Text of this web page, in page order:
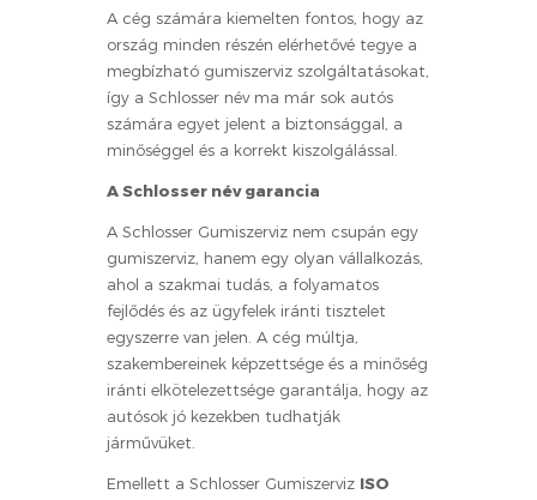
A cég számára kiemelten fontos, hogy az
ország minden részén elérhetővé tegye a
megbízható gumiszerviz szolgáltatásokat,
így a Schlosser név ma már sok autós
számára egyet jelent a biztonsággal, a
minőséggel és a korrekt kiszolgálással.
A Schlosser név garancia
A Schlosser Gumiszerviz nem csupán egy
gumiszerviz, hanem egy olyan vállalkozás,
ahol a szakmai tudás, a folyamatos
fejlődés és az ügyfelek iránti tisztelet
egyszerre van jelen. A cég múltja,
szakembereinek képzettsége és a minőség
iránti elkötelezettsége garantálja, hogy az
autósok jó kezekben tudhatják
járművüket.
Emellett a Schlosser Gumiszerviz ISO